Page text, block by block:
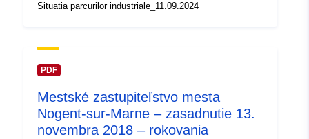
Situatia parcurilor industriale_11.09.2024
PDF
Mestské zastupiteľstvo mesta
Nogent-sur-Marne – zasadnutie 13.
novembra 2018 – rokovania